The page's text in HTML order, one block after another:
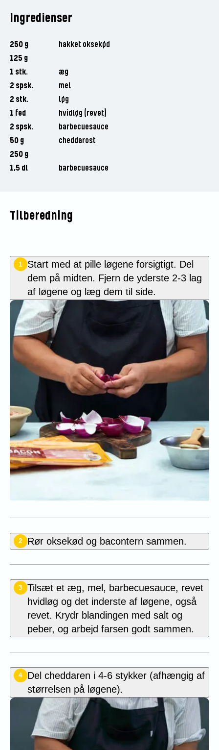
Ingredienser
250 g
hakket oksekød
125 g
1 stk.
æg
2 spsk.
mel
2 stk.
løg
1 fed
hvidløg (revet)
2 spsk.
barbecuesauce
50 g
cheddarost
250 g
1,5 dl
barbecuesauce
Tilberedning
1
Start med at pille løgene forsigtigt. Del
dem på midten. Fjern de yderste 2-3 lag
af løgene og læg dem til side.
2 Rør oksekød og bacontern sammen.
3
Tilsæt et æg, mel, barbecuesauce, revet
hvidløg og det inderste af løgene, også
revet. Krydr blandingen med salt og
peber, og arbejd farsen godt sammen.
4
Del cheddaren i 4-6 stykker (afhængig af
størrelsen på løgene).